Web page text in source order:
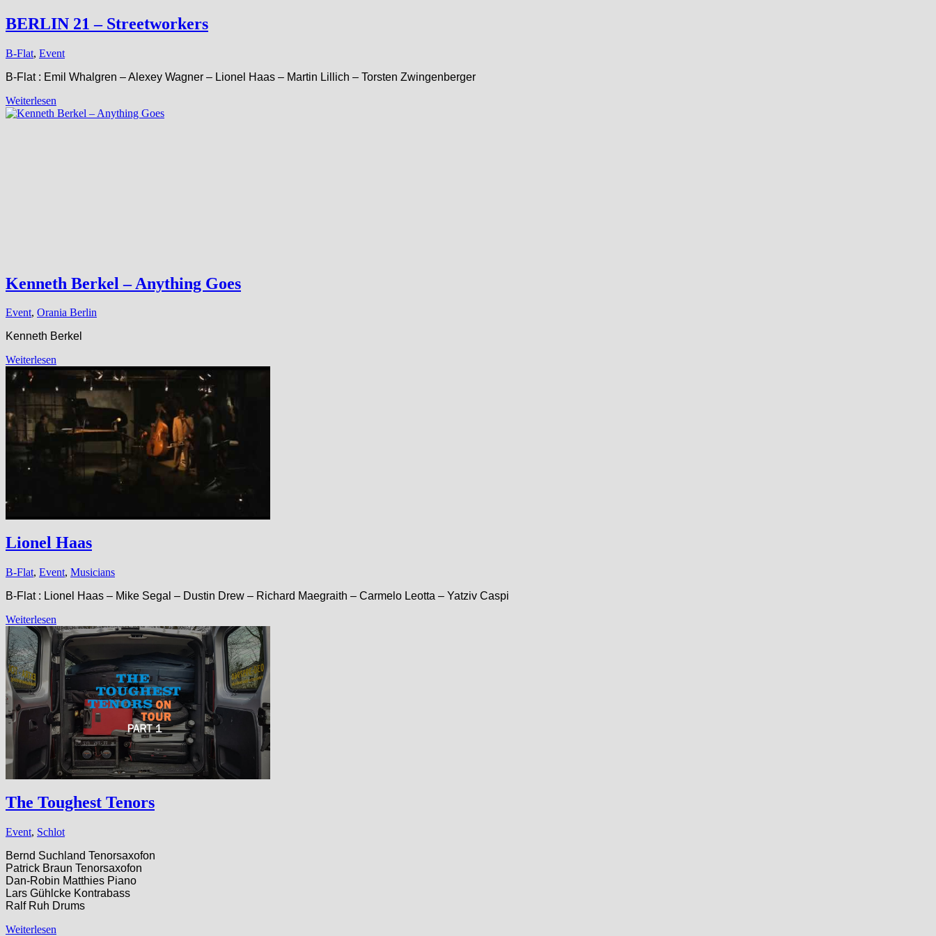
BERLIN 21 – Streetworkers
B-Flat, Event
B-Flat : Emil Whalgren – Alexey Wagner – Lionel Haas – Martin Lillich – Torsten Zwingenberger
Weiterlesen
Kenneth Berkel – Anything Goes
Event, Orania Berlin
Kenneth Berkel
Weiterlesen
Lionel Haas
B-Flat, Event, Musicians
B-Flat : Lionel Haas – Mike Segal – Dustin Drew – Richard Maegraith – Carmelo Leotta – Yatziv Caspi
Weiterlesen
The Toughest Tenors
Event, Schlot
Bernd Suchland Tenorsaxofon
Patrick Braun Tenorsaxofon
Dan-Robin Matthies Piano
Lars Gühlcke Kontrabass
Ralf Ruh Drums
Weiterlesen